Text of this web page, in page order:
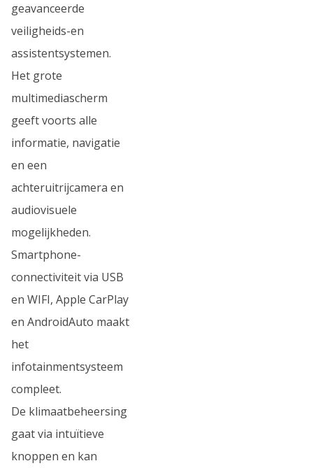
geavanceerde
veiligheids-en
assistentsystemen.
Het grote
multimediascherm
geeft voorts alle
informatie, navigatie
en een
achteruitrijcamera en
audiovisuele
mogelijkheden.
Smartphone-
connectiviteit via USB
en WIFI, Apple CarPlay
en AndroidAuto maakt
het
infotainmentsysteem
compleet.
De klimaatbeheersing
gaat via intuïtieve
knoppen en kan